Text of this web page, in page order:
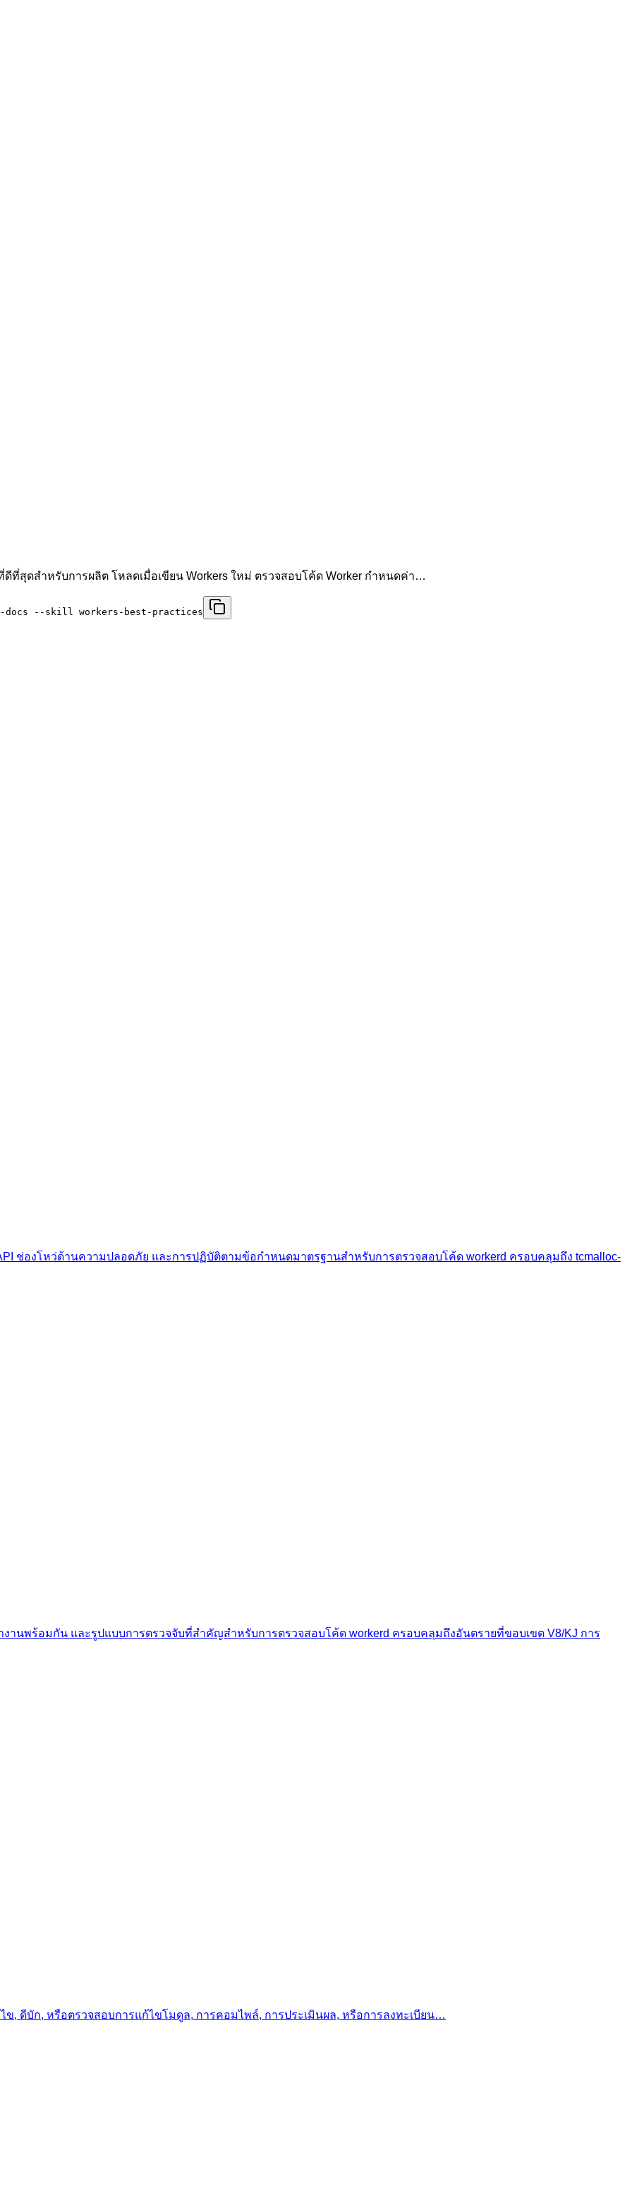
ที่สุดสำหรับการผลิต โหลดเมื่อเขียน Workers ใหม่ ตรวจสอบโค้ด Worker กำหนดค่า…
--skill workers-best-practices
ช่องโหว่ด้านความปลอดภัย และการปฏิบัติตามข้อกำหนดมาตรฐานสำหรับการตรวจสอบโค้ด workerd ครอบคลุมถึง tcmalloc-
นพร้อมกัน และรูปแบบการตรวจจับที่สำคัญสำหรับการตรวจสอบโค้ด workerd ครอบคลุมถึงอันตรายที่ขอบเขต V8/KJ การ
ข, ดีบัก, หรือตรวจสอบการแก้ไขโมดูล, การคอมไพล์, การประเมินผล, หรือการลงทะเบียน…